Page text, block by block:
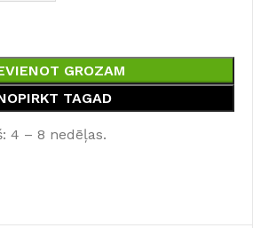
GROZAM
TAGAD
4 – 8 nedēļas.